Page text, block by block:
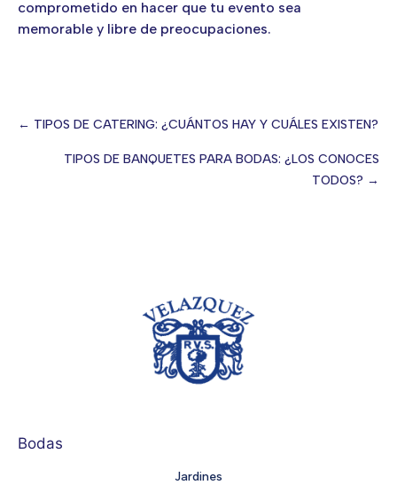
comprometido en hacer que tu evento sea
memorable y libre de preocupaciones.
Posts
← TIPOS DE CATERING: ¿CUÁNTOS HAY Y CUÁLES EXISTEN?
TIPOS DE BANQUETES PARA BODAS: ¿LOS CONOCES
TODOS? →
Bodas
Jardines